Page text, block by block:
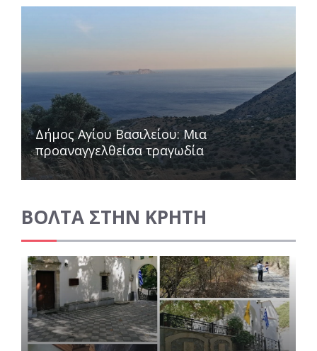
Δήμος Αγίου Βασιλείου: Μια
προαναγγελθείσα τραγωδία
ΒΟΛΤΑ ΣΤΗΝ ΚΡΗΤΗ